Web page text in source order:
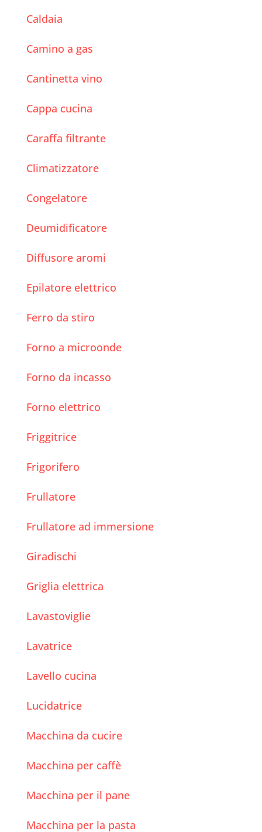
Caldaia
Camino a gas
Cantinetta vino
Cappa cucina
Caraffa filtrante
Climatizzatore
Congelatore
Deumidificatore
Diffusore aromi
Epilatore elettrico
Ferro da stiro
Forno a microonde
Forno da incasso
Forno elettrico
Friggitrice
Frigorifero
Frullatore
Frullatore ad immersione
Giradischi
Griglia elettrica
Lavastoviglie
Lavatrice
Lavello cucina
Lucidatrice
Macchina da cucire
Macchina per caffè
Macchina per il pane
Macchina per la pasta